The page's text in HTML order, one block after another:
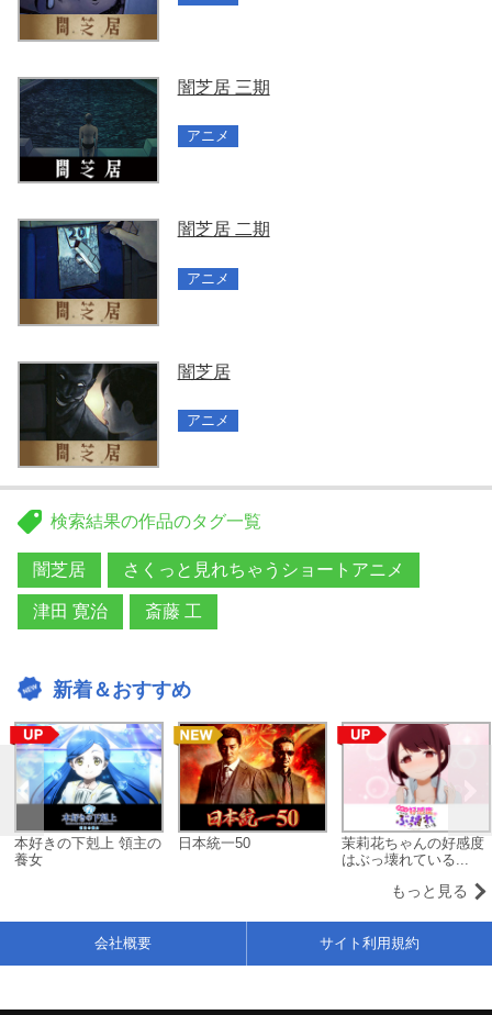
闇芝居 三期
アニメ
闇芝居 二期
アニメ
闇芝居
アニメ
検索結果の作品のタグ一覧
闇芝居 さくっと見れちゃうショートアニメ
津田 寛治 斎藤 工
新着＆おすすめ
本好きの下剋上 領主の
養女
日本統一50
茉莉花ちゃんの好感度
はぶっ壊れている...
もっと見る
会社概要 サイト利用規約